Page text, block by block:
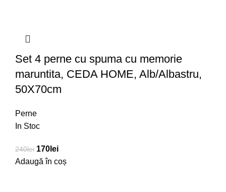
Set 4 perne cu spuma cu memorie
maruntita, CEDA HOME, Alb/Albastru,
50X70cm
Perne
In Stoc
240lei 170 lei
Adaugă în coș